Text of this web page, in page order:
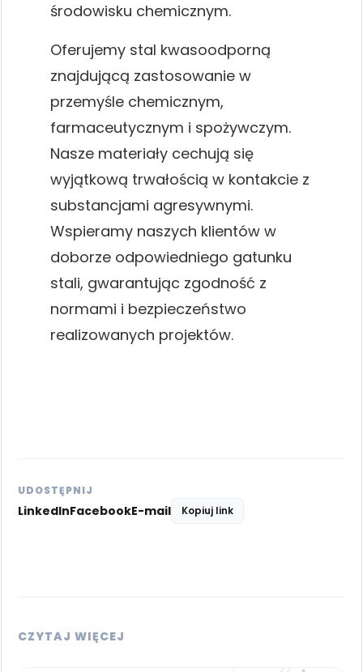
środowisku chemicznym.
Oferujemy stal kwasoodporną
znajdującą zastosowanie w
przemyśle chemicznym,
farmaceutycznym i spożywczym.
Nasze materiały cechują się
wyjątkową trwałością w kontakcie z
substancjami agresywnymi.
Wspieramy naszych klientów w
doborze odpowiedniego gatunku
stali, gwarantując zgodność z
normami i bezpieczeństwo
realizowanych projektów.
UDOSTĘPNIJ
LinkedInFacebookE-mail Kopiuj link
CZYTAJ WIĘCEJ